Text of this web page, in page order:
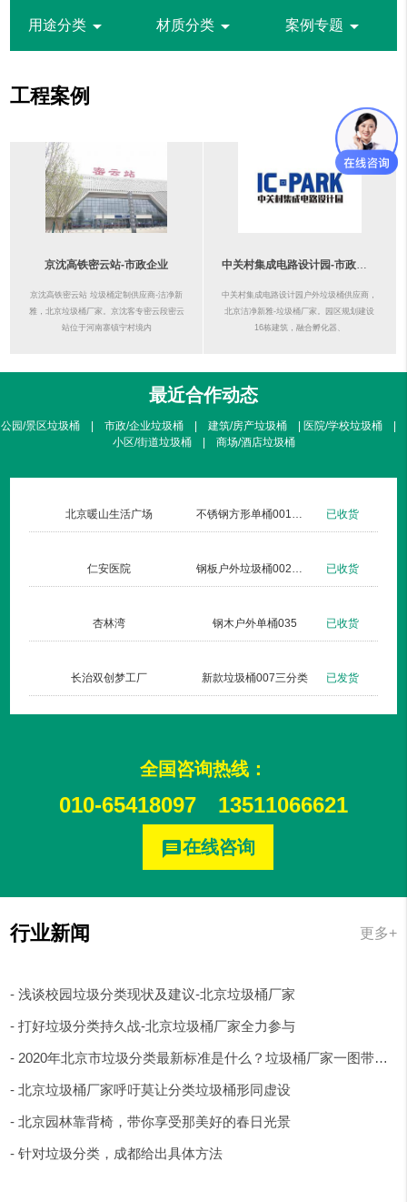
用途分类arrow_drop_down 材质分类 arrow_drop_down 案例专题 arrow_drop_down
工程案例
京沈高铁密云站-市政企业
京沈高铁密云站 垃圾桶定制供应商-洁净新
雅，北京垃圾桶厂家。京沈客专密云段密云
站位于河南寨镇宁村境内
中关村集成电路设计园-市政企业
中关村集成电路设计园户外垃圾桶供应商，
北京洁净新雅-垃圾桶厂家。园区规划建设
16栋建筑，融合孵化器、
最近合作动态
公园/景区垃圾桶 | 市政/企业垃圾桶 | 建筑/房产垃圾桶 | 医院/学校垃圾桶 |
小区/街道垃圾桶 | 商场/酒店垃圾桶
北京暖山生活广场 不锈钢方形单桶001定制款 已收货
仁安医院 钢板户外垃圾桶002玫瑰金 已收货
杏林湾 钢木户外单桶035 已收货
长治双创梦工厂 新款垃圾桶007三分类 已发货
全国咨询热线：
010-65418097 13511066621
message在线咨询
行业新闻 更多+
- 浅谈校园垃圾分类现状及建议-北京垃圾桶厂家
- 打好垃圾分类持久战-北京垃圾桶厂家全力参与
- 2020年北京市垃圾分类最新标准是什么？垃圾桶厂家一图带你了解
- 北京垃圾桶厂家呼吁莫让分类垃圾桶形同虚设
- 北京园林靠背椅，带你享受那美好的春日光景
- 针对垃圾分类，成都给出具体方法